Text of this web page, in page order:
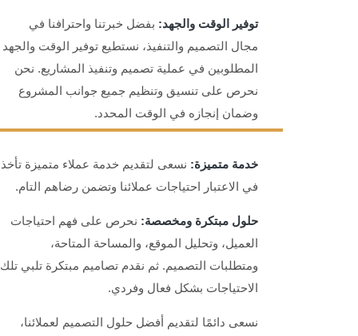
توفير الوقت والجهد: بفضل خبرتنا واحترافنا في
مجال التصميم والتنفيذ، نستطيع توفير الوقت والجهد
المطلوبين في عملية تصميم وتنفيذ المشاريع. نحن
نحرص على تنسيق وتنظيم جميع جوانب المشروع
وضمان إنجازه في الوقت المحدد.
خدمة متميزة: نسعى لتقديم خدمة عملاء متميزة تأخذ
في الاعتبار احتياجات عملائنا وتضمن رضاهم التام.
حلول مبتكرة ومخصصة: نحرص على فهم احتياجات
العميل، وتحليل الموقع، والمساحة المتاحة،
ومتطلبات التصميم. ثم نقدم تصاميم مبتكرة تلبي تلك
الاحتياجات بشكل فعال وفردي.
نسعى دائمًا لتقديم أفضل حلول التصميم لعملائنا،